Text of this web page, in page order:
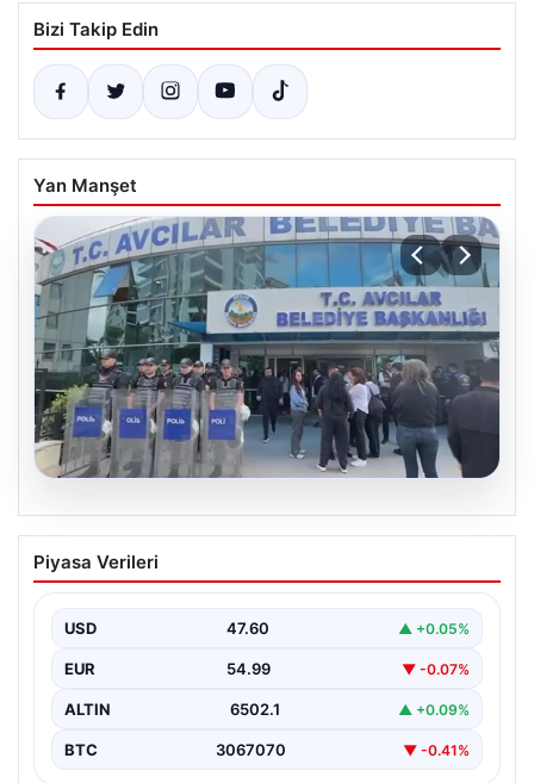
Bizi Takip Edin
Yan Manşet
05.08.2026
Avcılar Belediyesi’ne operasyon. 12
şüpheli gözaltına alındı
Piyasa Verileri
USD 47.60 ▲ +0.05%
EUR 54.99 ▼ -0.07%
ALTIN 6502.1 ▲ +0.09%
BTC 3067070 ▼ -0.41%